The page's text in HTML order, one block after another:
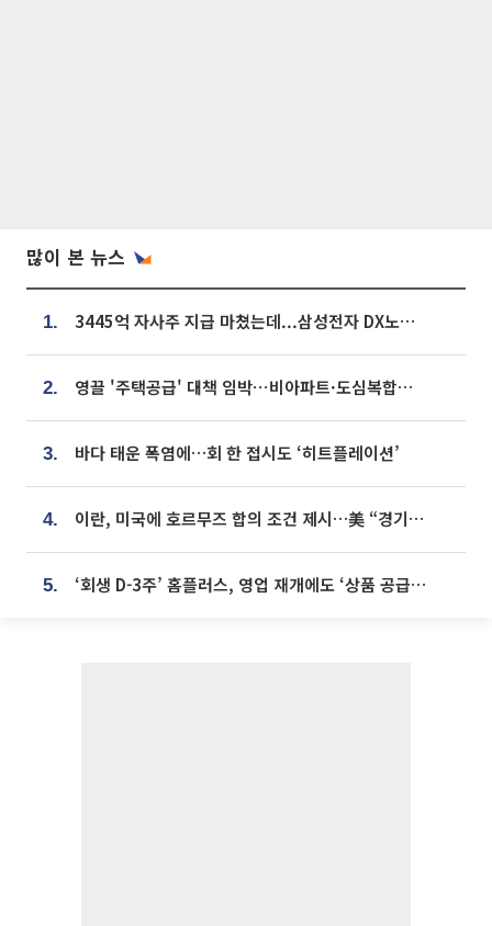
많이 본 뉴스
1. 3445억 자사주 지급 마쳤는데...삼성전자 DX노조, 뒤늦은 '떼쓰기 집회'
2. 영끌 '주택공급' 대책 임박⋯비아파트·도심복합까지 총동원
3. 바다 태운 폭염에…회 한 접시도 ‘히트플레이션’
4. 이란, 미국에 호르무즈 합의 조건 제시…美 “경기 아직 안 끝나” [종합]
5. ‘회생 D-3주’ 홈플러스, 영업 재개에도 ‘상품 공급망’ 복구가 생존 관건